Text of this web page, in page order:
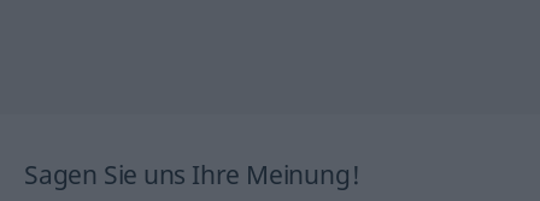
Sagen Sie uns Ihre Meinung!